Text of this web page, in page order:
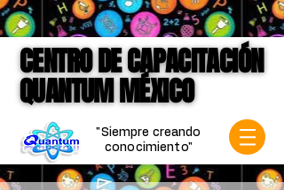
google-site-verification=jVCCgiD7P3X-
mKkLNASb3Q6gN1VqnSf8004Spf4mVVk
CENTRO DE CAPACITACIÓN
QUANTUM MÉXICO
CENTRO DE CAPACITACIÓN
QUANTUM MÉXICO
"Siempre creando
conocimiento"